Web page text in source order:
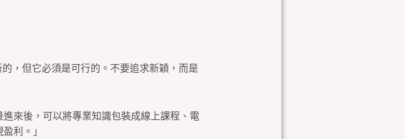
，但它必須是可行的。不要追求新穎，而是
來後，可以將專業知識包裝成線上課程、電
利。」